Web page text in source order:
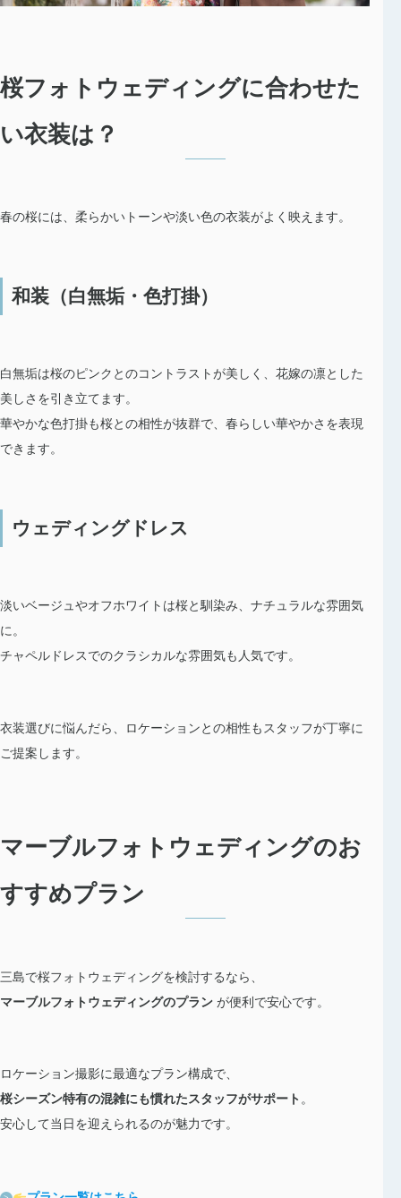
桜フォトウェディングに合わせた
い衣装は？
春の桜には、柔らかいトーンや淡い色の衣装がよく映えます。
和装（白無垢・色打掛）
白無垢は桜のピンクとのコントラストが美しく、花嫁の凛とした
美しさを引き立てます。
華やかな色打掛も桜との相性が抜群で、春らしい華やかさを表現
できます。
ウェディングドレス
淡いベージュやオフホワイトは桜と馴染み、ナチュラルな雰囲気
に。
チャペルドレスでのクラシカルな雰囲気も人気です。
衣装選びに悩んだら、ロケーションとの相性もスタッフが丁寧に
ご提案します。
マーブルフォトウェディングのお
すすめプラン
三島で桜フォトウェディングを検討するなら、
マーブルフォトウェディングのプラン が便利で安心です。
ロケーション撮影に最適なプラン構成で、
桜シーズン特有の混雑にも慣れたスタッフがサポート 。
安心して当日を迎えられるのが魅力です。